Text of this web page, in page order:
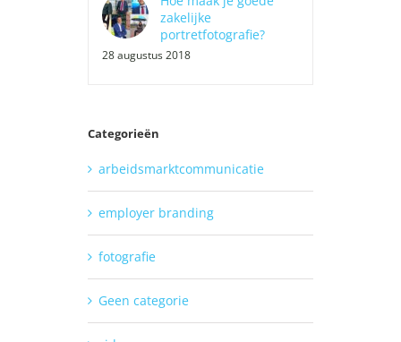
zakelijke
portretfotografie?
28 augustus 2018
Categorieën
arbeidsmarktcommunicatie
employer branding
fotografie
Geen categorie